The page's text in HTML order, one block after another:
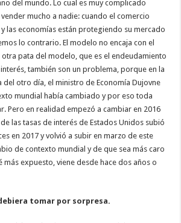
del mundo. Lo cual es muy complicado
mucho a nadie: cuando el comercio
las economías están protegiendo su mercado
lo contrario. El modelo no encaja con el
pata del modelo, que es el endeudamiento
también son un problema, porque en la
del otro día, el ministro de Economía Dujovne
mundial había cambiado y por eso toda
Pero en realidad empezó a cambiar en 2016
las tasas de interés de Estados Unidos subió
en 2017 y volvió a subir en marzo de este
de contexto mundial y de que sea más caro
más expuesto, viene desde hace dos años o
tomar por sorpresa.